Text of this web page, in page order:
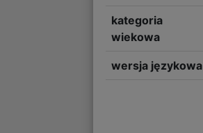
kategoria
wiekowa
wersja językowa